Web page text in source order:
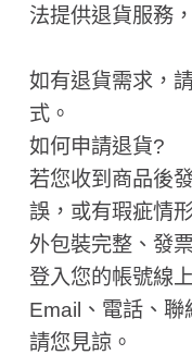
法提供退貨服務
如有退貨需求，
式。
如何申請退貨?
若您收到商品後
誤，或有瑕疵情
外包裝完整、發
登入您的帳號線
Email、電話、聯
請您見諒。